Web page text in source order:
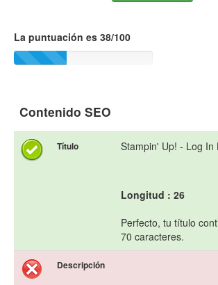
La puntuación es 38/100
Contenido SEO
Título Stampin' Up! - Log In
Longitud : 26
Perfecto, tu título
70 caracteres.
Descripción